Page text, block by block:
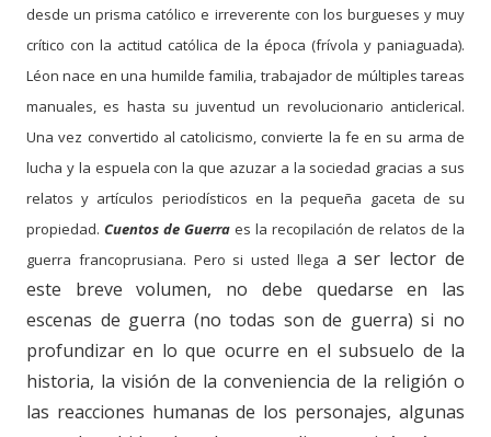
desde un prisma católico e irreverente con los burgueses y muy
crítico con la actitud católica de la época (frívola y paniaguada).
Léon nace en una humilde familia, trabajador de múltiples tareas
manuales, es hasta su juventud un revolucionario anticlerical.
Una vez convertido al catolicismo, convierte la fe en su arma de
lucha y la espuela con la que azuzar a la sociedad gracias a sus
relatos y artículos periodísticos en la pequeña gaceta de su
propiedad. Cuentos de Guerra es la recopilación de relatos de la
guerra francoprusiana. Pero si usted llega a ser lector de
este breve volumen, no debe quedarse en las
escenas de guerra (no todas son de guerra) si no
profundizar en lo que ocurre en el subsuelo de la
historia, la visión de la conveniencia de la religión o
las reacciones humanas de los personajes, algunas